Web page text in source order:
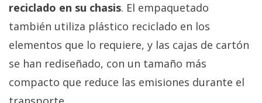
reciclado en su chasis. El empaquetado
también utiliza plástico reciclado en los
elementos que lo requiere, y las cajas de cartón
se han rediseñado, con un tamaño más
compacto que reduce las emisiones durante el